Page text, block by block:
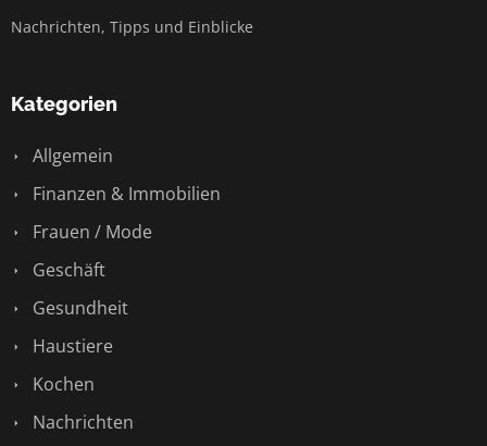
Nachrichten, Tipps und Einblicke
Kategorien
Allgemein
Finanzen & Immobilien
Frauen / Mode
Geschäft
Gesundheit
Haustiere
Kochen
Nachrichten